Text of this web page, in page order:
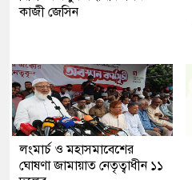
কাজী জেসিন
লংমার্চ ও মহাসমাবেশের
ঘোষণা জামায়াত নেতৃত্বাধীন ১১